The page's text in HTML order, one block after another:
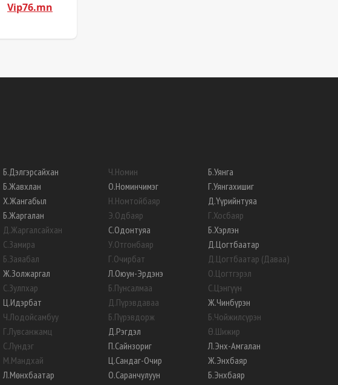
Vip76.mn
Б.Дэлгэрсайхан
Б.Жавхлан
Х.Жангабыл
Б.Жаргалан
Д.Жаргалсайхан
С.Замира
Б.Заяабал
Ж.Золжаргал
С.Зулпхар
Ц.Идэрбат
Ч.Лодойсамбуу
Г.Лувсанжамц
С.Лүндэг
М.Мандхай
Л.Мөнхбаатар
Ч.Номин
О.Номинчимэг
Н.Номтойбаяр
Э.Одбаяр
С.Одонтуяа
У.Отгонбаяр
Г.Очирбат
Л.Оюун-Эрдэнэ
Б.Пунсалмаа
Д.Пүрэвдаваа
Б.Пүрэвдорж
Д.Рэгдэл
П.Сайнзориг
Ц.Сандаг-Очир
О.Саранчулуун
Б.Уянга
Г.Уянгахишиг
Д.Үүрийнтуяа
Г.Хосбаяр
Б.Хэрлэн
Д.Цогтбаатар
Д.Цогтбаатар (Даваа)
О.Цогтгэрэл
С.Цэнгүүн
Ж.Чинбүрэн
Б.Чойжилсүрэн
Ө.Шижир
Л.Энх-Амгалан
Ж.Энхбаяр
Б.Энхбаяр